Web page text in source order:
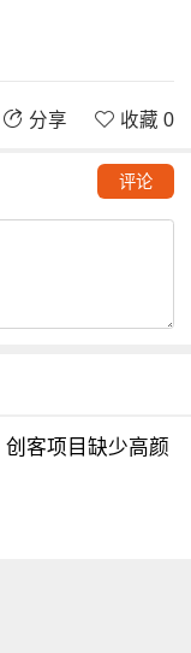
分享 收藏 0
评论
客项目缺少高颜